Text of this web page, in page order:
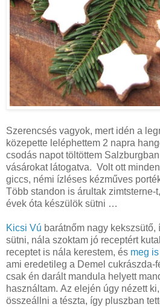
Szerencsés vagyok, mert idén a
közepette leléphettem 2 napra
csodás napot töltöttem
vásárokat látogatva. Volt ott
giccs, némi ízléses kézműves
Több standon is árultak zimtsterne-
évek óta készülök sütni …
Kicsi Vú barátnőm nagy
sütni, nála szoktam jó receptért
receptet is nála kerestem, és meg
ami eredetileg a Demel cukrászda-
csak én darált mandula helyett
használtam. Az elején úgy nézett
összeállni a tészta, így pluszban